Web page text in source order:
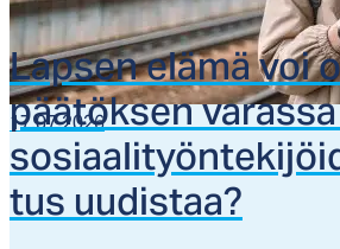
17.07.2026
Lap­sen elä­mä voi
pää­tök­sen
tus uu­dis­taa?